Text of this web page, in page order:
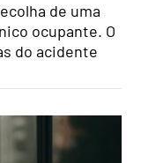
de uma
ocupante. O
do acidente